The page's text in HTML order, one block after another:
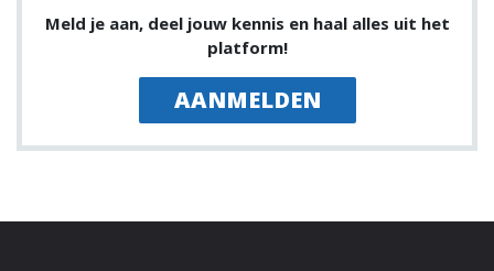
Meld je aan, deel jouw kennis en haal alles uit het
platform!
AANMELDEN